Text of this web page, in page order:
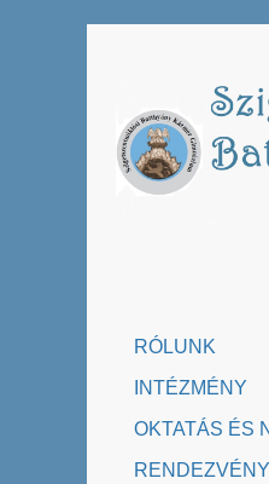
RÓLUNK
INTÉZMÉNY
OKTATÁS ÉS